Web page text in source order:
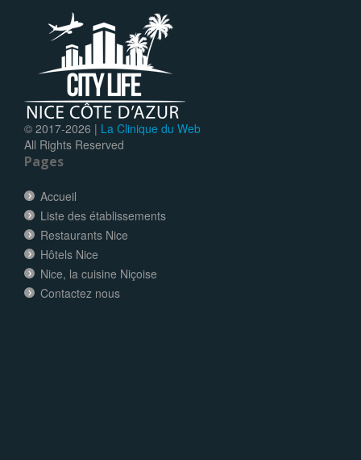
© 2017-2026 | La Clinique du Web
All Rights Reserved
Pages
Accueil
Liste des établissements
Restaurants Nice
Hôtels Nice
Nice, la cuisine Niçoise
Contactez nous